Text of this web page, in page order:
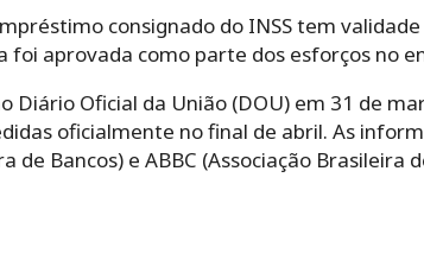
consignado do INSS tem
foi aprovada como parte dos esforços no
Diário Oficial da União (DOU) em 31 de
oficialmente no final de abril. As
de Bancos) e ABBC (Associação Brasileira